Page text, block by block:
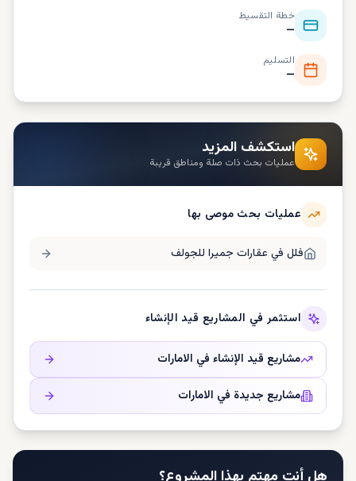
خطة التقسيط
—
التسليم
—
استكشف المزيد
عمليات بحث ذات صلة ومناطق قريبة
عمليات بحث موصى بها
فلل في عقارات جميرا للجولف
استثمر في المشاريع قيد الإنشاء
مشاريع قيد الإنشاء في الامارات
مشاريع جديدة في الامارات